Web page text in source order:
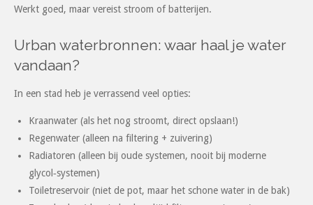
Werkt goed, maar vereist stroom of batterijen.
Urban waterbronnen: waar haal je water
vandaan?
In een stad heb je verrassend veel opties:
Kraanwater (als het nog stroomt, direct opslaan!)
Regenwater (alleen na filtering + zuivering)
Radiatoren (alleen bij oude systemen, nooit bij moderne
glycol‑systemen)
Toiletreservoir (niet de pot, maar het schone water in de bak)